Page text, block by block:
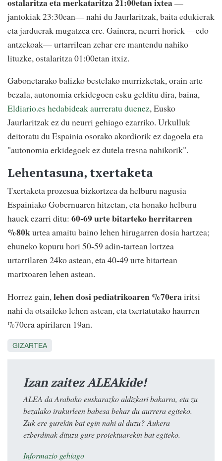
—
jantokiak 23:30ean— nahi du Jaurlaritzak, baita edukierak
eta jarduerak mugatzea ere. Gainera, neurri horiek —edo
antzekoak— urtarrilean zehar ere mantendu nahiko
lituzke, ostalaritza 01:00etan itxiz.
Gabonetarako balizko bestelako murrizketak, orain arte
bezala, autonomia erkidegoen esku gelditu dira, baina,
Eldiario.es hedabideak aurreratu duenez, Eusko
Jaurlaritzak ez du neurri gehiago ezarriko. Urkulluk
deitoratu du Espainia osorako akordiorik ez dagoela eta
"autonomia erkidegoek ez dutela tresna nahikorik".
Lehentasuna, txertaketa
Txertaketa prozesua bizkortzea da helburu nagusia
Espainiako Gobernuaren hitzetan, eta honako helburu
hauek ezarri ditu: 60-69 urte bitarteko herritarren
%80kurtea amaitu baino lehen hirugarren dosia hartzea;
ehuneko kopuru hori 50-59 adin-tartean lortzea
urtarrilaren 24ko astean, eta 40-49 urte bitartean
martxoaren lehen astean.
Horrez gain, lehen dosi pediatrikoaren %70erairitsi
nahi da otsaileko lehen astean, eta txertatutako haurren
%70era apirilaren 19an.
GIZARTEA
Izan zaitez ALEAkide!
ALEA da Arabako euskarazko aldizkari bakarra, eta zu
bezalako irakurleen babesa behar du aurrera egiteko.
Zuk ere gurekin bat egin nahi al duzu? Aukera
ezberdinak dituzu gure proiektuarekin bat egiteko.
Informazio gehiago